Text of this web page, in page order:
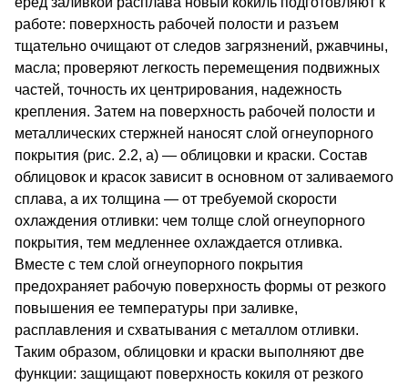
работе: поверхность рабочей полости и разъем
тщательно очищают от следов загряз­нений, ржавчины,
масла; проверяют легкость перемещения под­вижных
частей, точность их центрирования, надежность
крепле­ния. Затем на поверхность рабочей полости и
металлических стержней наносят слой огнеупорного
покрытия (рис. 2.2, а) — облицовки и краски. Состав
облицовок и красок зависит в основ­ном от заливаемого
сплава, а их толщина — от требуемой скорости
охлаждения отливки: чем толще слой огнеупорного
покрытия, тем медленнее охлаждается отливка.
Вместе с тем слой огнеупорного покрытия
предохраняет рабочую поверхность формы от резкого
повышения ее температуры при заливке,
расплавления и схваты­вания с металлом отливки.
Таким образом, облицовки и краски выполняют две
функции: защищают поверхность кокиля от резкого